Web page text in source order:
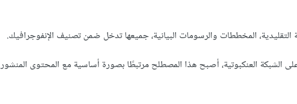
التقليدية، المخططات والرسومات البيانية، جميعها تدخل ضمن تصنيف الإنفوجرافيك.
الشبكة العنكبوتية، أصبح هذا المصطلح مرتبطًا بصورة أساسية مع المحتوى المنشور